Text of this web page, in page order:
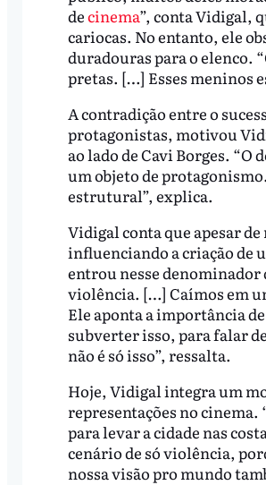
decinema”, conta Vidigal,
cariocas. No entanto, ele
duradouras para o elenco.
pretas. […] Esses meninos
A contradição entre o
protagonistas, motivou
ao lado de Cavi Borges.
um objeto de
estrutural”, explica.
Vidigal conta que apesar
influenciando a criação de
entrou nesse denominador
violência. […] Caímos em
Ele aponta a importância
subverter isso, para falar
não é só isso”, ressalta.
Hoje, Vidigal integra um
representações no
para levar a cidade nas
cenário de só violência,
nossa visão pro mundo